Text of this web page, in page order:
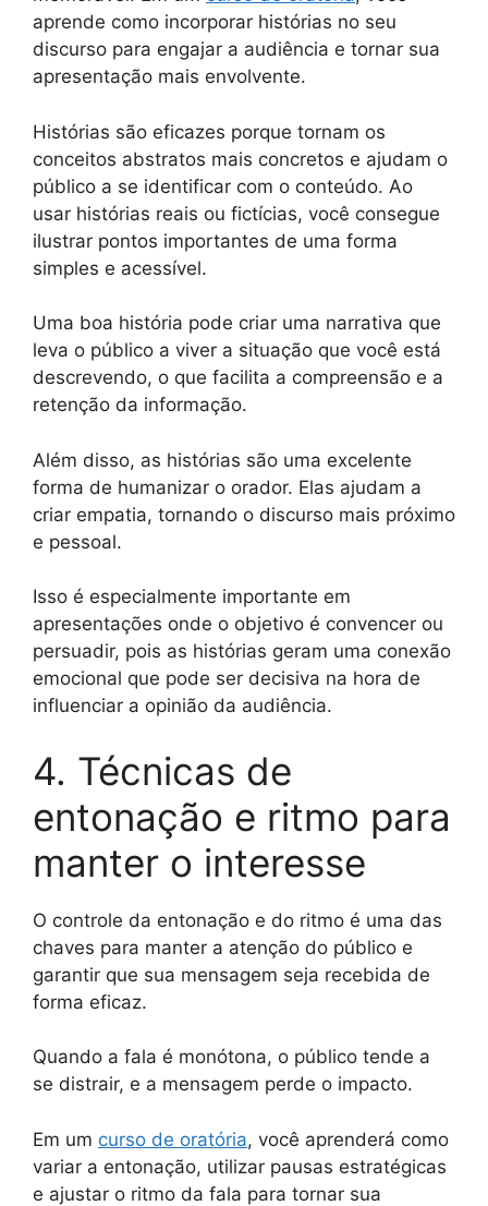
aprende como incorporar histórias no seu
discurso para engajar a audiência e tornar sua
apresentação mais envolvente.
Histórias são eficazes porque tornam os
conceitos abstratos mais concretos e ajudam o
público a se identificar com o conteúdo. Ao
usar histórias reais ou fictícias, você consegue
ilustrar pontos importantes de uma forma
simples e acessível.
Uma boa história pode criar uma narrativa que
leva o público a viver a situação que você está
descrevendo, o que facilita a compreensão e a
retenção da informação.
Além disso, as histórias são uma excelente
forma de humanizar o orador. Elas ajudam a
criar empatia, tornando o discurso mais próximo
e pessoal.
Isso é especialmente importante em
apresentações onde o objetivo é convencer ou
persuadir, pois as histórias geram uma conexão
emocional que pode ser decisiva na hora de
influenciar a opinião da audiência.
4. Técnicas de
entonação e ritmo para
manter o interesse
O controle da entonação e do ritmo é uma das
chaves para manter a atenção do público e
garantir que sua mensagem seja recebida de
forma eficaz.
Quando a fala é monótona, o público tende a
se distrair, e a mensagem perde o impacto.
Em um curso de oratória, você aprenderá como
variar a entonação, utilizar pausas estratégicas
e ajustar o ritmo da fala para tornar sua